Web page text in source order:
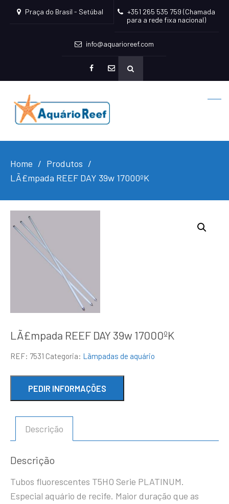
Praça do Brasil - Setúbal
+351 265 535 759 (Chamada
para a rede fixa nacional)
info@aquarioreef.com
mailto
Home
Produtos
LÃ£mpada REEF DAY 39w 17000ºK
LÃ£mpada REEF DAY 39w 17000ºK
REF: 7531 Categoria: Lãmpadas de aquário
Descrição
Descrição
Tubos fluorescentes T5HO Serie PLATINUM.
Especial aquário de recife. Maior duração que as